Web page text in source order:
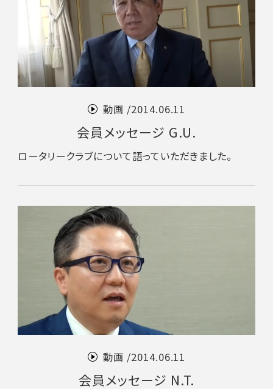
動画 /2014.06.11
会員メッセージ G.U.
ロータリークラブについて語っていただきました。
動画 /2014.06.11
会員メッセージ N.T.